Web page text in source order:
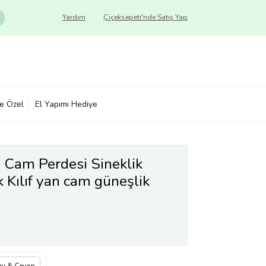
Çiçeksepeti'nde Satış Yap
Yardım
Özel El Yapımı Hediye
Perdesi Sineklik
yan cam güneşlik